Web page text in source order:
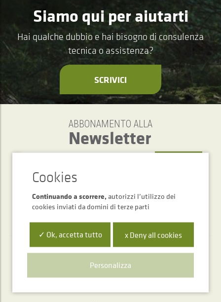
Siamo qui per aiutarti
Hai qualche dubbio e hai bisogno di consulenza
tecnica o assistenza?
SCRIVICI
ABBONAMENTO ALLA
Newsletter
Servizio di assistenza telefonica
+34 948 563 511
Continuando a scorrere, autorizzi l’utilizzo dei
cookies inviati da domini di terze parti
✓ Ok, accetta tutto x Deny all cookies
Personalizza